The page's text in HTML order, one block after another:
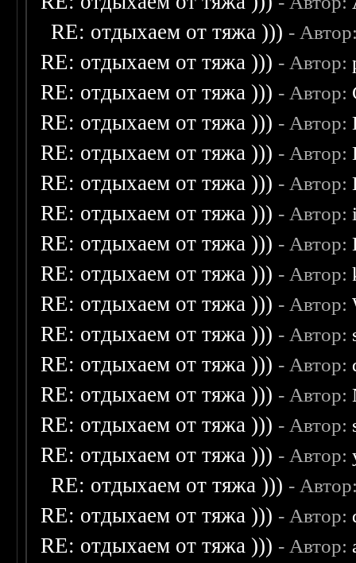
RE: отдыхаем от тяжа ))) -
RE: отдыхаем от тяжа ))) - Автор:
RE: отдыхаем от тяжа ))) - Автор:
RE: отдыхаем от тяжа ))) - Автор:
RE: отдыхаем от тяжа ))) - Автор:
RE: отдыхаем от тяжа ))) - Автор:
RE: отдыхаем от тяжа ))) - Автор:
RE: отдыхаем от тяжа ))) - Автор:
RE: отдыхаем от тяжа ))) - Автор:
RE: отдыхаем от тяжа ))) - Автор:
RE: отдыхаем от тяжа ))) - Автор:
RE: отдыхаем от тяжа ))) - Автор:
RE: отдыхаем от тяжа ))) - Автор:
RE: отдыхаем от тяжа ))) - Автор:
RE: отдыхаем от тяжа ))) - Автор:
RE: отдыхаем от тяжа ))) -
RE: отдыхаем от тяжа ))) - Автор:
RE: отдыхаем от тяжа ))) - Автор: